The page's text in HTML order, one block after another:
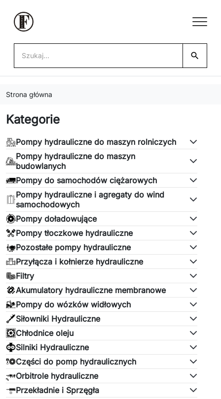
search
Strona główna
Kategorie
Pompy hydrauliczne do maszyn rolniczych
Pompy hydrauliczne do maszyn
budowlanych
Pompy do samochodów ciężarowych
Pompy hydrauliczne i agregaty do wind
samochodowych
Pompy doładowujące
Pompy tłoczkowe hydrauliczne
Pozostałe pompy hydrauliczne
Przyłącza i kołnierze hydrauliczne
Filtry
Akumulatory hydrauliczne membranowe
Pompy do wózków widłowych
Siłowniki Hydrauliczne
Chłodnice oleju
Silniki Hydrauliczne
Części do pomp hydraulicznych
Orbitrole hydrauliczne
Przekładnie i Sprzęgła